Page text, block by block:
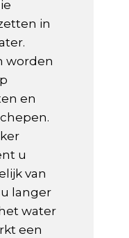
in
worden
en
u
van
langer
water
een